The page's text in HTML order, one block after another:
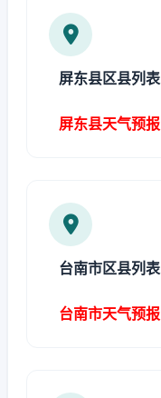
屏东县区县列表
屏东县天气预报
台南市区县列表
台南市天气预报